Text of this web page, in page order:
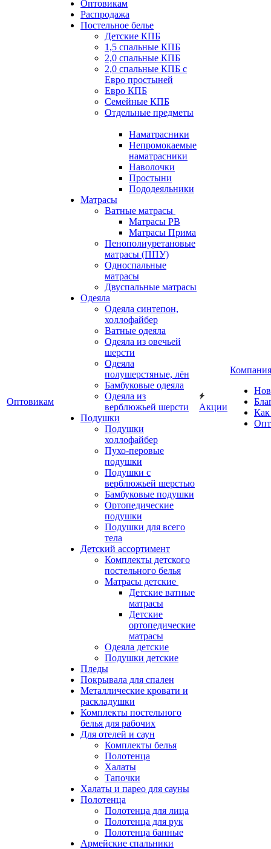
Оптовикам
Оптовикам
Распродажа
Постельное белье
Детские КПБ
1,5 спальные КПБ
2,0 спальные КПБ
2,0 спальные КПБ с
Евро простыней
Евро КПБ
Семейные КПБ
Отдельные предметы
Наматрасники
Непромокаемые
наматрасники
Наволочки
Простыни
Пододеяльники
Матрасы
Ватные матрасы
Матрасы РВ
Матрасы Прима
Пенополиуретановые
матрасы (ППУ)
Односпальные
матрасы
Двуспальные матрасы
Одеяла
Одеяла синтепон,
холлофайбер
Ватные одеяла
Одеяла из овечьей
шерсти
Одеяла
полушерстяные, лён
Бамбуковые одеяла
Одеяла из
верблюжьей шерсти
Подушки
Подушки
холлофайбер
Пухо-перовые
подушки
Подушки с
верблюжьей шерстью
Бамбуковые подушки
Ортопедические
подушки
Подушки для всего
тела
Детский ассортимент
Комплекты детского
постельного белья
Матрасы детские
Детские ватные
матрасы
Детские
ортопедические
матрасы
Одеяла детские
Подушки детские
Пледы
Покрывала для спален
Металлические кровати и
раскладушки
Комплекты постельного
белья для рабочих
Для отелей и саун
Комплекты белья
Полотенца
Халаты
Тапочки
Халаты и парео для сауны
Полотенца
Полотенца для лица
Полотенца для рук
Полотенца банные
Армейские спальники
Акции
Компания
Как